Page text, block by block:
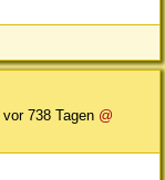
vor 738 Tagen @